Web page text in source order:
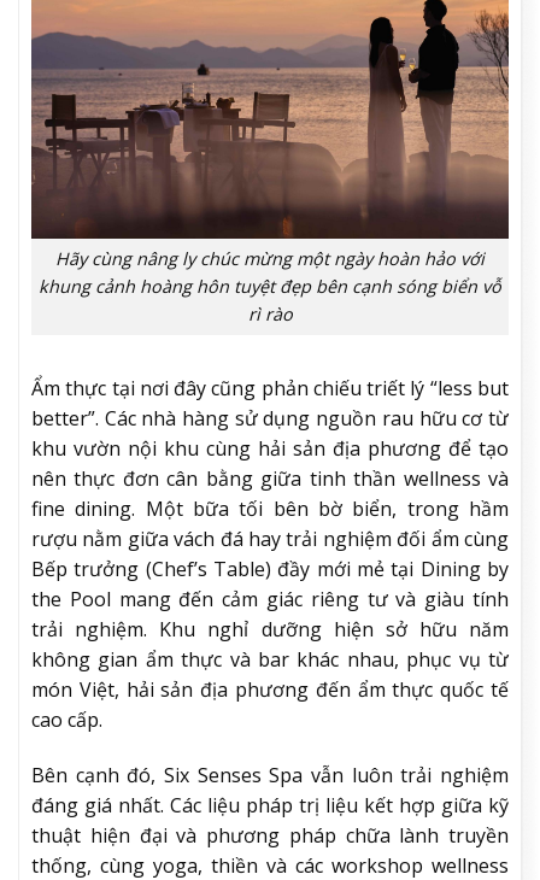
Hãy cùng nâng ly chúc mừng một ngày hoàn hảo với
khung cảnh hoàng hôn tuyệt đẹp bên cạnh sóng biển vỗ
rì rào
Ẩm thực tại nơi đây cũng phản chiếu triết lý “less but
better”. Các nhà hàng sử dụng nguồn rau hữu cơ từ
khu vườn nội khu cùng hải sản địa phương để tạo
nên thực đơn cân bằng giữa tinh thần wellness và
fine dining. Một bữa tối bên bờ biển, trong hầm
rượu nằm giữa vách đá hay trải nghiệm đối ẩm cùng
Bếp trưởng (Chef’s Table) đầy mới mẻ tại Dining by
the Pool mang đến cảm giác riêng tư và giàu tính
trải nghiệm. Khu nghỉ dưỡng hiện sở hữu năm
không gian ẩm thực và bar khác nhau, phục vụ từ
món Việt, hải sản địa phương đến ẩm thực quốc tế
cao cấp.
Bên cạnh đó, Six Senses Spa vẫn luôn trải nghiệm
đáng giá nhất. Các liệu pháp trị liệu kết hợp giữa kỹ
thuật hiện đại và phương pháp chữa lành truyền
thống, cùng yoga, thiền và các workshop wellness